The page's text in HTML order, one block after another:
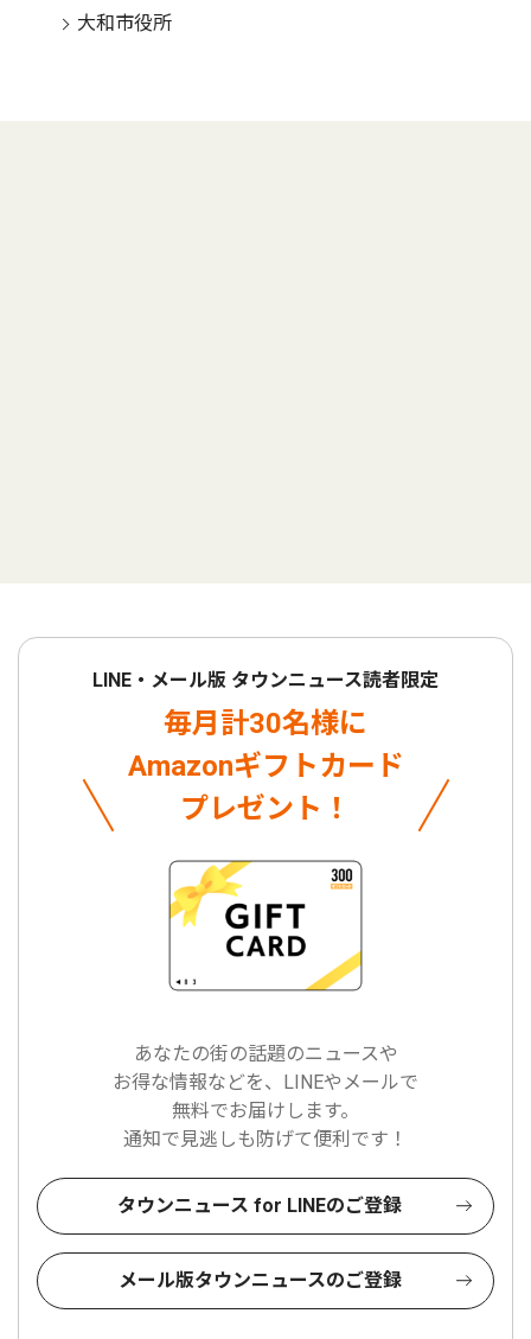
大和市役所
LINE・メール版 タウンニュース読者限定
毎月計30名様に
Amazonギフトカード
プレゼント！
あなたの街の話題のニュースや
お得な情報などを、LINEやメールで
無料でお届けします。
通知で見逃しも防げて便利です！
タウンニュース for LINEのご登録
メール版タウンニュースのご登録